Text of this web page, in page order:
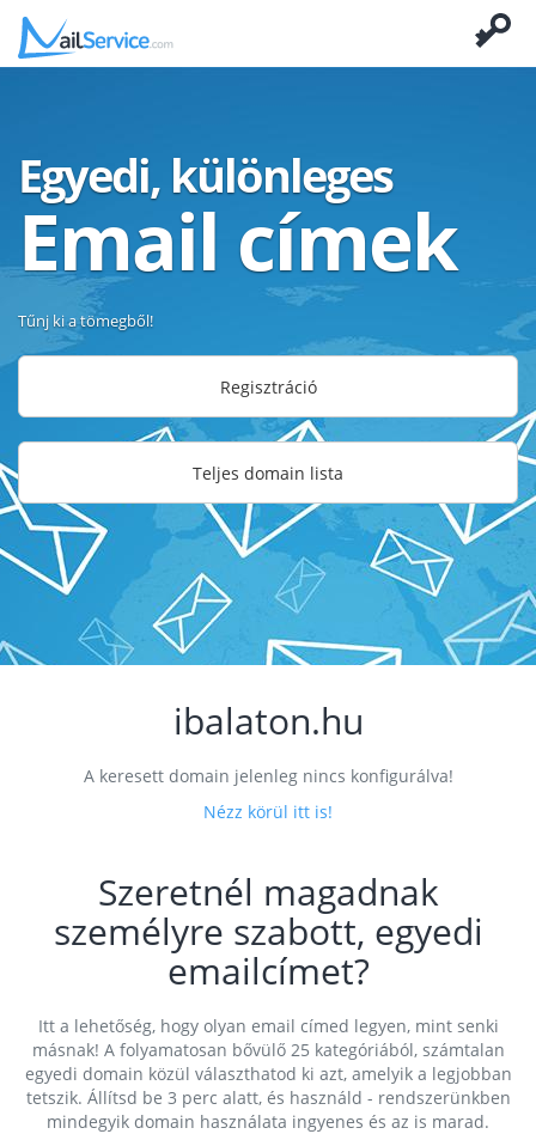
Egyedi, különleges
Email címek
Tűnj ki a tömegből!
Regisztráció
Teljes domain lista
ibalaton.hu
A keresett domain jelenleg nincs konfigurálva!
Nézz körül itt is!
Szeretnél magadnak
személyre szabott, egyedi
emailcímet?
Itt a lehetőség, hogy olyan email címed legyen, mint senki
másnak! A folyamatosan bővülő 25 kategóriából, számtalan
egyedi domain közül választhatod ki azt, amelyik a legjobban
tetszik. Állítsd be 3 perc alatt, és használd - rendszerünkben
mindegyik domain használata ingyenes és az is marad.